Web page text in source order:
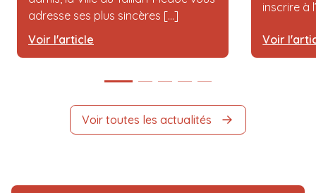
adresse ses plus sincères [...]
Voir l'article
inscrire à
Voir
Voir toutes les actualités